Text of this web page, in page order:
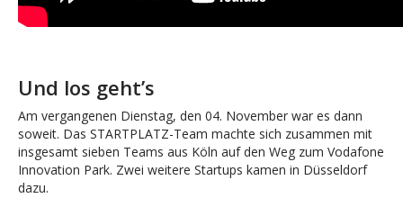
Und los geht’s
Am vergangenen Dienstag, den 04. November war es dann
soweit. Das STARTPLATZ-Team machte sich zusammen mit
insgesamt sieben Teams aus Köln auf den Weg zum Vodafone
Innovation Park. Zwei weitere Startups kamen in Düsseldorf
dazu.